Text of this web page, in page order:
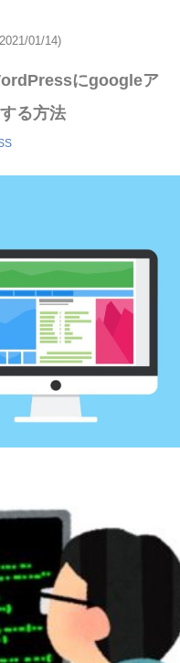
2021/01/14)
にgoogleア
る方法